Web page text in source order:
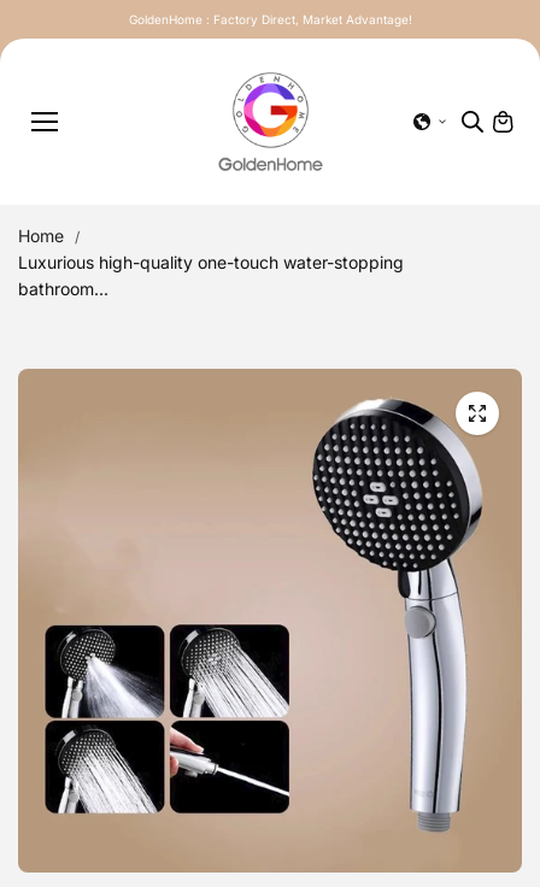
GoldenHome : Factory Direct, Market Advantage!
Home
Luxurious high-quality one-touch water-stopping
bathroom...